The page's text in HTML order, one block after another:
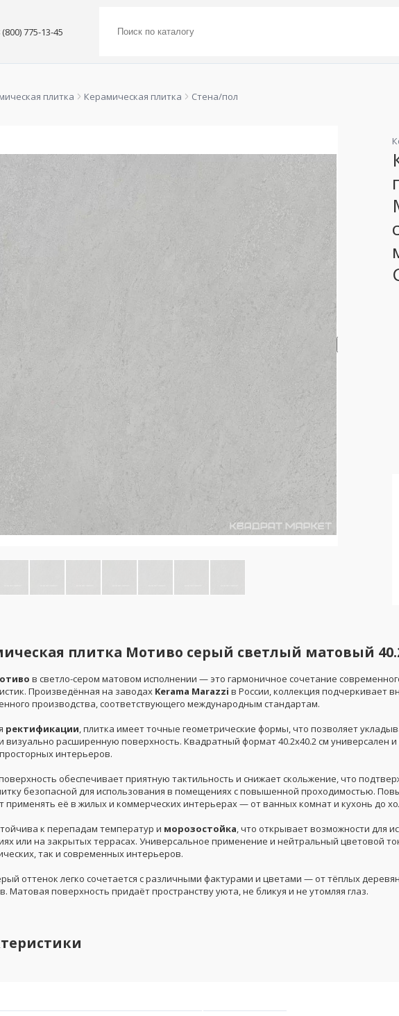
(800) 775-13-45
плитка Керамическая плитка Стена/пол
плитка Мотиво серый светлый матовый
в светло-сером матовом исполнении — это гармоничное сочетание
Произведённая на заводах Kerama Marazzi в России, коллекция подчеркивает
производства, соответствующего международным стандартам.
ректификации, плитка имеет точные геометрические формы, что позволяет
визуально расширенную поверхность. Квадратный формат 40.2x40.2 см универсален
интерьеров.
обеспечивает приятную тактильность и снижает скольжение, что
безопасной для использования в помещениях с повышенной проходимостью.
применять её в жилых и коммерческих интерьерах — от ванных комнат и кухонь до
к перепадам температур и морозостойка, что открывает возможности для
или на закрытых террасах. Универсальное применение и нейтральный цветовой
так и современных интерьеров.
оттенок легко сочетается с различными фактурами и цветами — от тёплых
Матовая поверхность придаёт пространству уюта, не бликуя и не утомляя глаз.